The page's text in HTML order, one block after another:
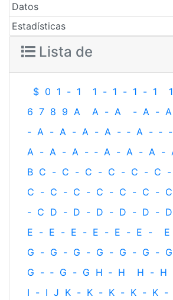
Datos
Estadísticas
Lista de
$ 0 1 - 1 1 - 1 - 1 - 1 1
6 7 8 9 A A - A - A - A
- A - A - A - A - ‐ A - ‐ -
A - A - A - ‐ A - A - A -
B C - C - C - C - C - C -
C - C - C - C - C - C - C
- C D - D - D - D - D - D
E - E - E - E - E - E - E
G - G - G - G - G - G - G
G - ‐ G - G H ‐ H H - H
I - I J K - K - K - K - K -